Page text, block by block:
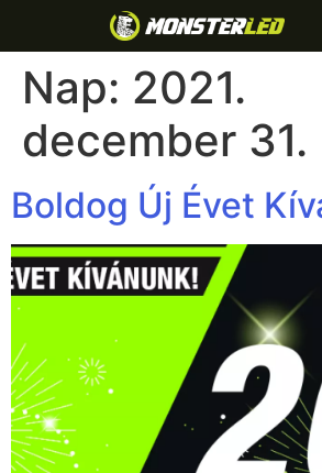
Nap: 2021.
december 31.
Boldog Új Évet